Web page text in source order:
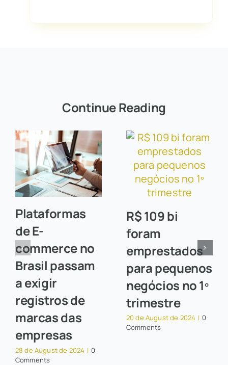
Continue Reading
Plataformas
de E-
commerce no
Brasil passam
a exigir
registros de
marcas das
empresas
28 de August de 2024 | 0
Comments
R$ 109 bi
foram
emprestados
para pequenos
negócios no 1º
trimestre
20 de August de 2024 | 0
Comments